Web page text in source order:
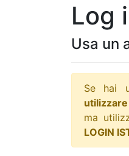
Log
Usa un
Se hai
utilizzare
ma
LOGIN